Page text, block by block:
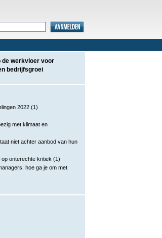
de werkvloer voor
bedrijfsgroei
2022 (1)
met klimaat en
niet achter aanbod van hun
onterechte kritiek (1)
hoe ga je om met